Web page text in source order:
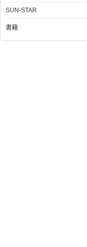
SUN-STAR
書籍